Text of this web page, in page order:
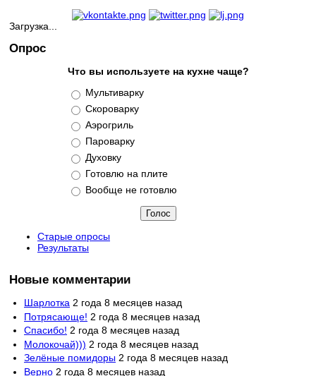
Загрузка...
Опрос
Что вы используете на кухне чаще?
Варианты
Мультиварку
Скороварку
Аэрогриль
Пароварку
Духовку
Готовлю на плите
Вообще не готовлю
Старые опросы
Результаты
Новые комментарии
Шарлотка 2 года 8 месяцев назад
Потрясающе! 2 года 8 месяцев назад
Спасибо! 2 года 8 месяцев назад
Молокочай))) 2 года 8 месяцев назад
Зелёные помидоры 2 года 8 месяцев назад
Верно 2 года 8 месяцев назад